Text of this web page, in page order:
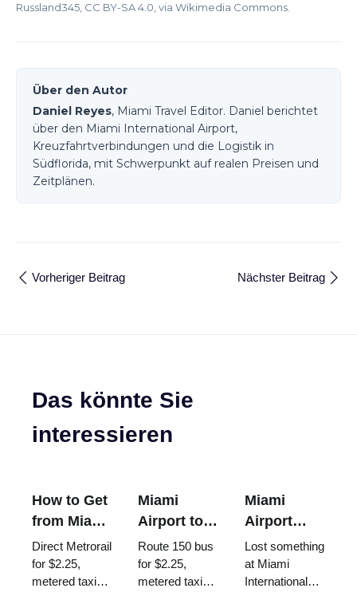
Russland345, CC BY-SA 4.0, via Wikimedia Commons.
Über den Autor
Daniel Reyes, Miami Travel Editor. Daniel berichtet
über den Miami International Airport,
Kreuzfahrtverbindungen und die Logistik in
Südflorida, mit Schwerpunkt auf realen Preisen und
Zeitplänen.
Vorheriger Beitrag Nächster Beitrag
Das könnte Sie
interessieren
How to Get
from Miami
Airport to
Brickell
Direct Metrorail
for $2.25,
metered taxi
Miami
Airport to
South
Beach: Bus
150, Taxi,
Route 150 bus
for $2.25,
metered taxi
Miami
Airport
Lost and
Found:
How to
Lost something
at Miami
International